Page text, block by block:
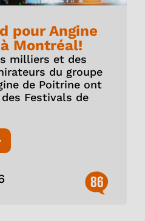
pour Angine
Montréal!
milliers et des
du groupe
de Poitrine ont
Festivals de
86